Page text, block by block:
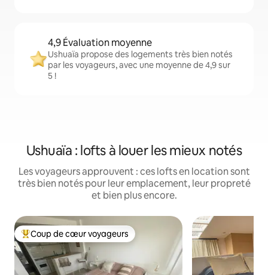
4,9 Évaluation moyenne
Ushuaïa propose des logements très bien notés
par les voyageurs, avec une moyenne de 4,9 sur
5 !
Ushuaïa : lofts à louer les mieux notés
Les voyageurs approuvent : ces lofts en location sont
très bien notés pour leur emplacement, leur propreté
et bien plus encore.
Coups de cœur voyageurs les plus appréciés
Coup de cœur voyageurs